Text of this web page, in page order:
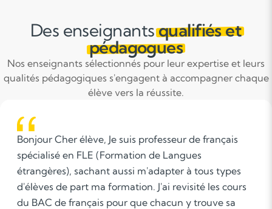
Des enseignantsqualifiés et
pédagogues
Nos enseignants sélectionnés pour leur expertise et leurs
qualités pédagogiques s'engagent à accompagner chaque
élève vers la réussite.
L'accompagnement scolaire est à mon sens la
propension à insuffler l'envie, et le goût
d'apprendre quelle que soit la matière enseignée.
L'essentiel est de créer un échange et d'instaurer la
confiance dans la relation qui lie l'élève et le